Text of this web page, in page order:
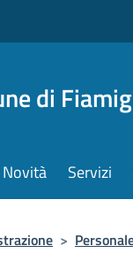
di
Novità Servizi
>